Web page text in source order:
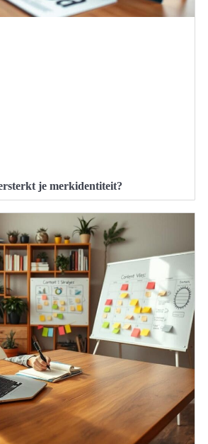
je merkidentiteit?